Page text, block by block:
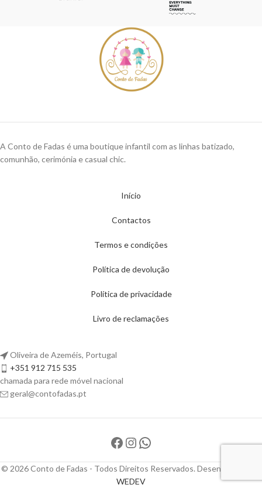
A Conto de Fadas é uma boutique infantil com as linhas batizado,
comunhão, cerimónia e casual chic.
Início
Contactos
Termos e condições
Política de devolução
Política de privacidade
Livro de reclamações
Oliveira de Azeméis, Portugal
+351 912 715 535
chamada para rede móvel nacional
geral@contofadas.pt
© 2026 Conto de Fadas - Todos Direitos Reservados. Desenvolvido por
WEDEV